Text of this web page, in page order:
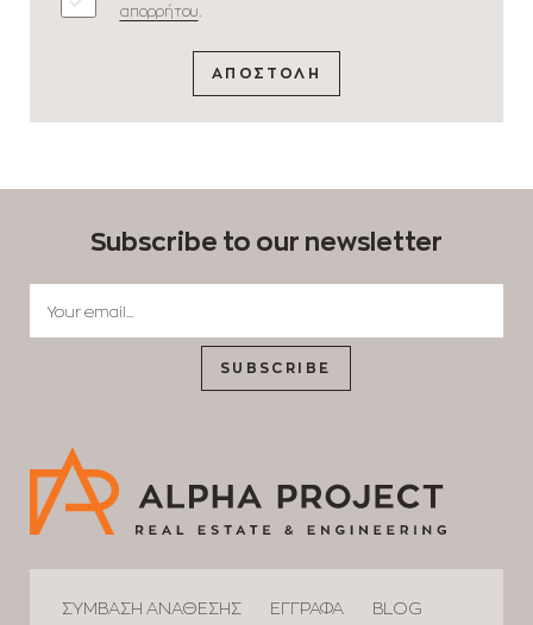
απορρήτου
ΑΠΟΣΤΟΛΗ
Subscribe to our newsletter
SUBSCRIBE
ΣΥΜΒΑΣΗ ΑΝΑΘΕΣΗΣ ΕΓΓΡΑΦΑ BLOG